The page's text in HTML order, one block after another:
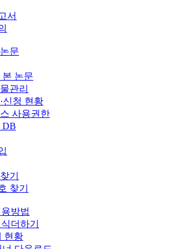
서
문
본 논문
관리
신청 현황
사용권한
DB
기
찾기
방법
더하기
현황